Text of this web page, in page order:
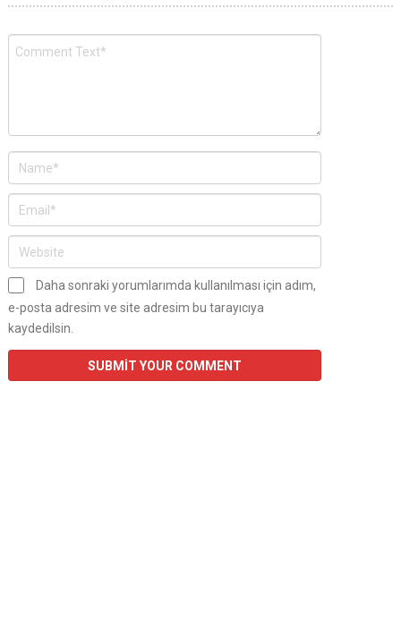
Daha sonraki yorumlarımda kullanılması için adım,
e-posta adresim ve site adresim bu tarayıcıya
kaydedilsin.